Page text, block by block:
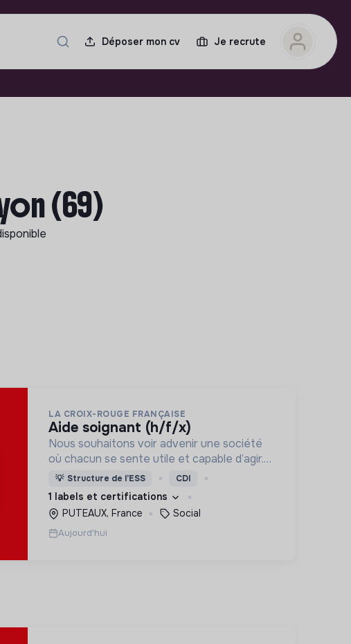
Déposer mon cv Je recrute
(69)
LA CROIX-ROUGE FRANÇAISE
aide soignant (h/f/x)
Nous souhaitons voir advenir une société
où chacun se sente utile et capable d’agir.
Pour cela, nous proposons des moyens et
des lieux d’engagement innovants et
adaptés à tous.
💡 Structure de l’ESS CDI
1 labels et certifications
PUTEAUX, France
Social
Aujourd'hui